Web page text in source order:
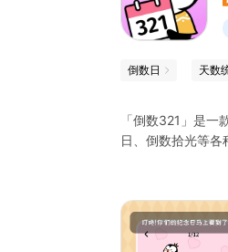
产品反馈
如您在使用过程
倒数日 天数
「倒数321」是
日、倒数拾光等各
＝＝＝使用场景＝
约会/恋爱/结婚